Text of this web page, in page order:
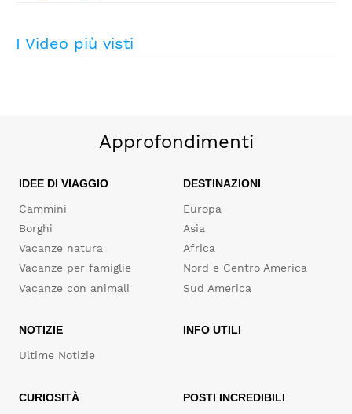
I Video più visti
Approfondimenti
IDEE DI VIAGGIO
Cammini
Borghi
Vacanze natura
Vacanze per famiglie
Vacanze con animali
DESTINAZIONI
Europa
Asia
Africa
Nord e Centro America
Sud America
NOTIZIE
Ultime Notizie
INFO UTILI
CURIOSITÀ POSTI INCREDIBILI